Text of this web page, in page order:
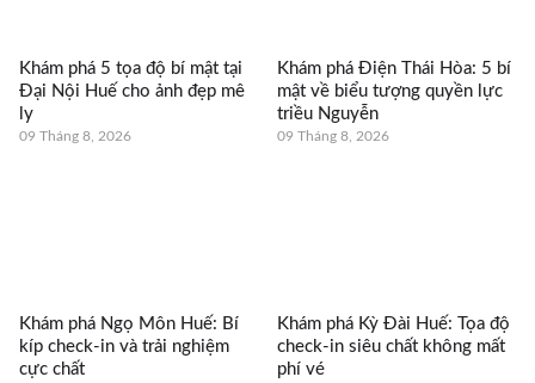
Khám phá 5 tọa độ bí mật tại
Đại Nội Huế cho ảnh đẹp mê
ly
09 Tháng 8, 2026
Khám phá Điện Thái Hòa: 5 bí
mật về biểu tượng quyền lực
triều Nguyễn
09 Tháng 8, 2026
Khám phá Ngọ Môn Huế: Bí
kíp check-in và trải nghiệm
cực chất
Khám phá Kỳ Đài Huế: Tọa độ
check-in siêu chất không mất
phí vé